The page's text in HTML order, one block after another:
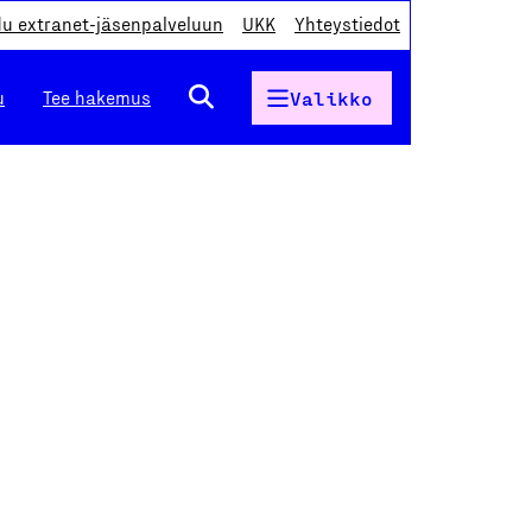
extranet-jäsenpalveluun UKK Yhteystiedot
Tee hakemus Valikko